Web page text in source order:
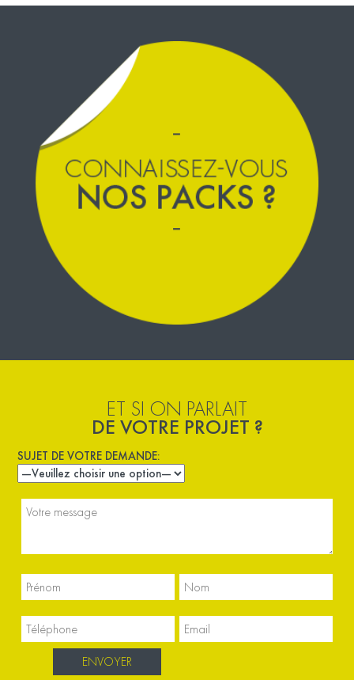
ET SI ON PARLAIT
DE VOTRE PROJET ?
SUJET DE VOTRE DEMANDE: